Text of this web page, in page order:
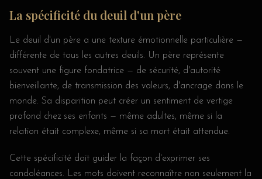
La spécificité du deuil d'un père
Le deuil d'un père a une texture émotionnelle particulière —
différente de tous les autres deuils. Un père représente
souvent une figure fondatrice — de sécurité, d'autorité
bienveillante, de transmission des valeurs, d'ancrage dans le
monde. Sa disparition peut créer un sentiment de vertige
profond chez ses enfants — même adultes, même si la
relation était complexe, même si sa mort était attendue.
Cette spécificité doit guider la façon d'exprimer ses
condoléances. Les mots doivent reconnaître non seulement la